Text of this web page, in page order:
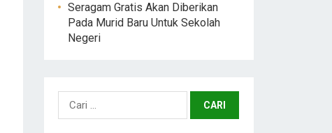
Seragam Gratis Akan Diberikan
Pada Murid Baru Untuk Sekolah
Negeri
Cari
untuk: